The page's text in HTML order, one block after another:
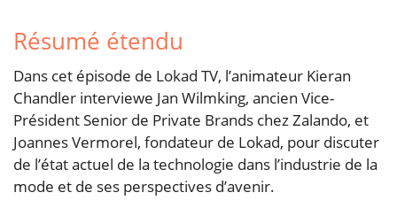
Résumé étendu
Dans cet épisode de Lokad TV, l’animateur Kieran
Chandler interviewe Jan Wilmking, ancien Vice-
Président Senior de Private Brands chez Zalando, et
Joannes Vermorel, fondateur de Lokad, pour discuter
de l’état actuel de la technologie dans l’industrie de la
mode et de ses perspectives d’avenir.